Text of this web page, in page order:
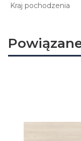
Kraj pochodzenia